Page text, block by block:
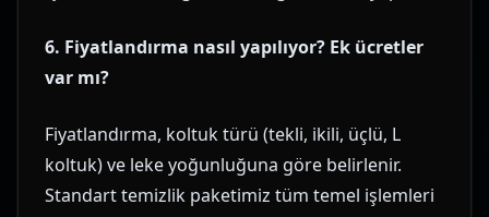
6. Fiyatlandırma nasıl yapılıyor? Ek ücretler
var mı?
Fiyatlandırma, koltuk türü (tekli, ikili, üçlü, L
koltuk) ve leke yoğunluğuna göre belirlenir.
Standart temizlik paketimiz tüm temel işlemleri